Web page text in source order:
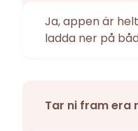
Ja, appen är
ladda ner på
Tar ni fram era